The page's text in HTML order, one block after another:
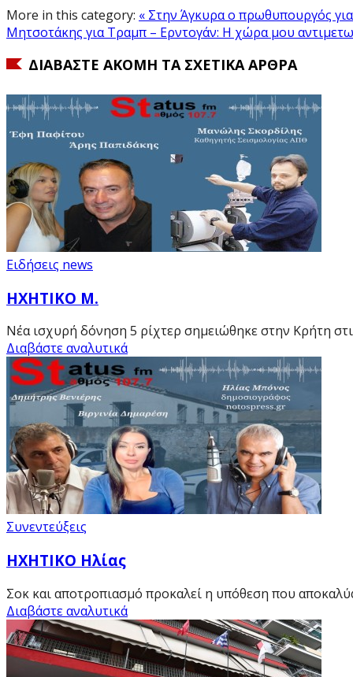
More in this category: « Στην Άγκυρα ο πρωθυπουργός
Μητσοτάκης για Τραμπ – Ερντογάν: Η χώρα μου
ΔΙΑΒΆΣΤΕ ΑΚΌΜΗ ΤΑ ΣΧΕΤΙΚΆ ΆΡΘΡΑ
Ειδήσεις news
ΗΧΗΤΙΚΟ Μ.
Νέα ισχυρή δόνηση 5 ρίχτερ σημειώθηκε στην Κρήτη
Διαβάστε αναλυτικά
Συνεντεύξεις
HXHTIKO Ηλίας
Σοκ και αποτροπιασμό προκαλεί η υπόθεση που
Διαβάστε αναλυτικά